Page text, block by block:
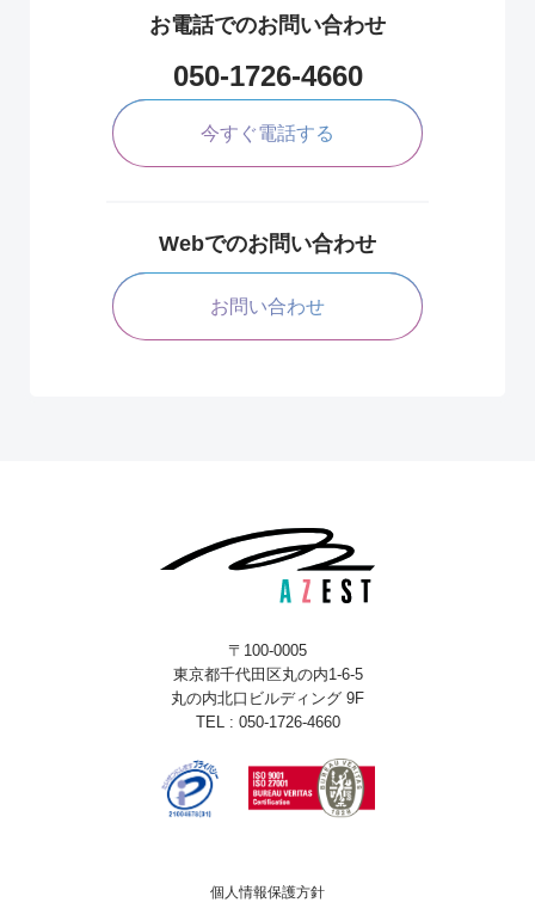
お電話でのお問い合わせ
050-1726-4660
今すぐ電話する
Webでのお問い合わせ
お問い合わせ
〒100-0005
東京都千代田区丸の内1-6-5
丸の内北口ビルディング 9F
TEL : 050-1726-4660
個人情報保護方針